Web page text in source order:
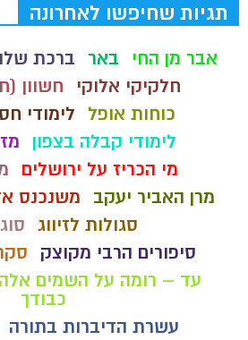
תגיות שחיפשו לאחרונה
אבר מן החי באר
ברכת
חלקיקי אלוקי
חשוון
כוחות אופל
לימודי
לימודי קבלה בצפון
מי הכריז על ירושלים
מרן האביר יעקב
משנכנס
סגולות לזיווג
סיפורים הרבי מקוצק
עד – רומה על השמים
כבודך
עשרת הדיברות בתורה